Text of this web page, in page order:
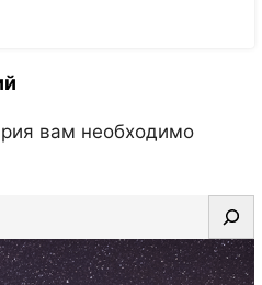
вам необходимо